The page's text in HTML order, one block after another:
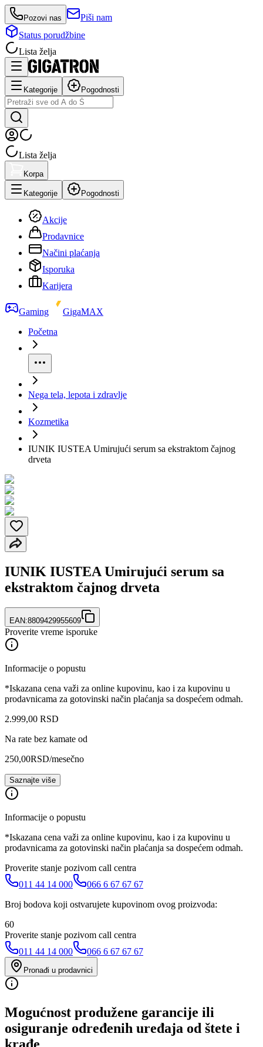
Pozovi nas
Piši nam
Status porudžbine
Lista želja
Kategorije Pogodnosti
Lista želja
Korpa
Kategorije Pogodnosti
Akcije
Prodavnice
Načini plaćanja
Isporuka
Karijera
Gaming
GigaMAX
Početna
Nega tela, lepota i zdravlje
Kozmetika
IUNIK IUSTEA Umirujući serum sa ekstraktom čajnog
drveta
IUNIK IUSTEA Umirujući serum sa
ekstraktom čajnog drveta
EAN:8809429955609
Proverite vreme isporuke
Informacije o popustu
*Iskazana cena važi za online kupovinu, kao i za kupovinu u
prodavnicama za gotovinski način plaćanja sa dospećem odmah.
2.999,00 RSD
Na rate bez kamate od
250,00RSD/mesečno
Saznajte više
Informacije o popustu
*Iskazana cena važi za online kupovinu, kao i za kupovinu u
prodavnicama za gotovinski način plaćanja sa dospećem odmah.
Proverite stanje pozivom call centra
011 44 14 000
066 6 67 67 67
Broj bodova koji ostvarujete kupovinom ovog proizvoda:
60
Proverite stanje pozivom call centra
011 44 14 000
066 6 67 67 67
Pronađi u prodavnici
Mogućnost produžene garancije ili
osiguranje određenih uređaja od štete i
krađe